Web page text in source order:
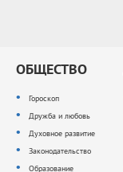
ОБЩЕСТВО
Гороскоп
Дружба и любовь
Духовное развитие
Законодательство
Образование